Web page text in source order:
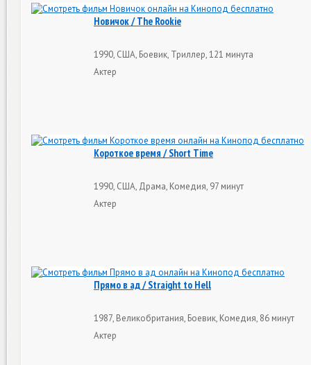
Новичок / The Rookie
1990, США, Боевик, Триллер, 121 минута
Актер
Короткое время / Short Time
1990, США, Драма, Комедия, 97 минут
Актер
Прямо в ад / Straight to Hell
1987, Великобритания, Боевик, Комедия, 86 минут
Актер